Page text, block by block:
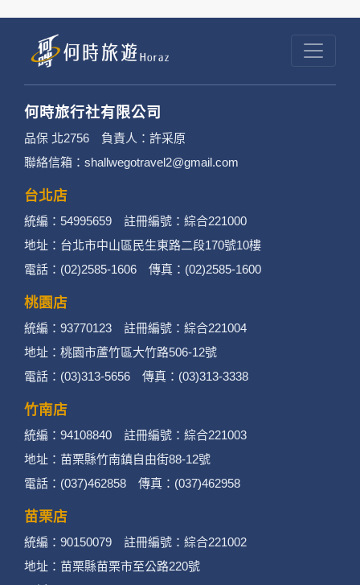
提供的個人資訊，這些廣告廠商或連結網站有其
個別的隱私權保護政策，其資料處理措施不適用
3. 您個人在何時旅行社有限公司旗下網站上的聊
天室或討論區中任意公開個人資料的行為，在非
經加密的保護下，不適用於何時旅行社有限公司
隱私權保護政策。
二、個資蒐集處理利用
2. 蒐集目的：提供本公司相關服務、行銷、客戶
管理、會員管理及其他與第三人合作之行銷推廣
活動。
3. 個人資料類別：
辨識個人者(包含但不限於中英文姓名、地
號、社群．媒體帳號、網路平台申請之帳
號及其他任何可辨識資料本人者等)。
何時旅行社有限公司
品保 北2756 負責人：許采原
聯絡信箱：shallwegotravel2@gmail.com
台北店
統編：54995659 註冊編號：綜合221000
地址：台北市中山區民生東路二段170號10樓
電話：(02)2585-1606 傳真：(02)2585-1600
桃園店
統編：93770123 註冊編號：綜合221004
地址：桃園市蘆竹區大竹路506-12號
電話：(03)313-5656 傳真：(03)313-3338
竹南店
統編：94108840 註冊編號：綜合221003
地址：苗栗縣竹南鎮自由街88-12號
電話：(037)462858 傳真：(037)462958
苗栗店
統編：90150079 註冊編號：綜合221002
地址：苗栗縣苗栗市至公路220號